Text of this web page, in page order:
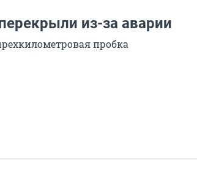
из-за аварии
пробка